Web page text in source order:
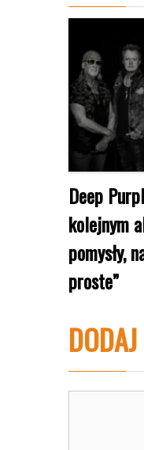
Deep
kolejnym
pomysły,
proste”